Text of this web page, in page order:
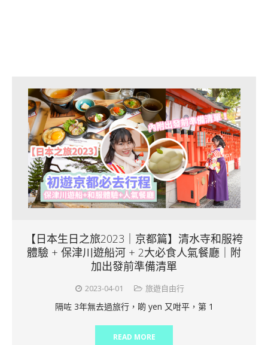
【日本生日之旅2023｜京都篇】清水寺和服袴
體驗 + 保津川遊船河 + 2大必食人氣餐廳｜附
加出發前準備清單
2023-04-01 旅遊自由行
隔咗 3年無去過旅行，啲 yen 又咁平，第 1
READ MORE